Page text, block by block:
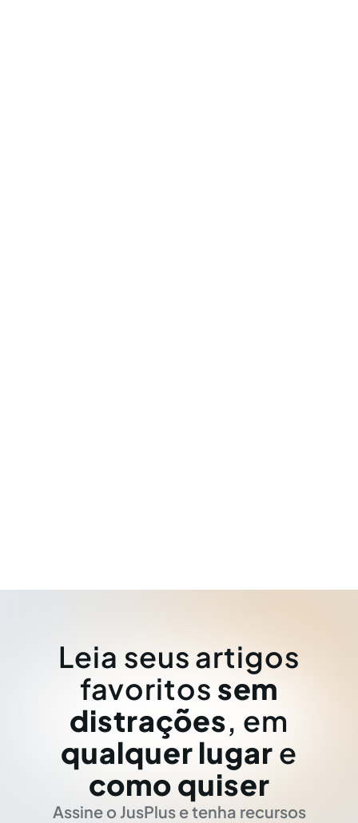
Leia seus artigos
favoritos sem
distrações, em
qualquer lugar e
como quiser
Assine o JusPlus e tenha recursos